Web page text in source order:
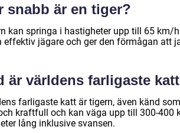
snabb är en tiger?
kan springa i hastigheter upp till 65 km/
effektiv jägare och ger den förmågan att
är världens farligaste
farligaste katt är tigern, även känd
kraftfull och kan väga upp till 300-400
lång inklusive svansen.